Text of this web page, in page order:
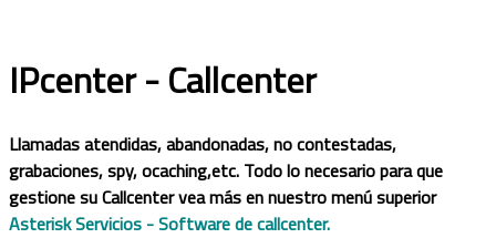
IPcenter - Callcenter
Llamadas atendidas, abandonadas, no contestadas,
grabaciones, spy, ocaching,etc. Todo lo necesario para que
gestione su Callcenter vea más en nuestro menú superior
Asterisk Servicios - Software de callcenter.